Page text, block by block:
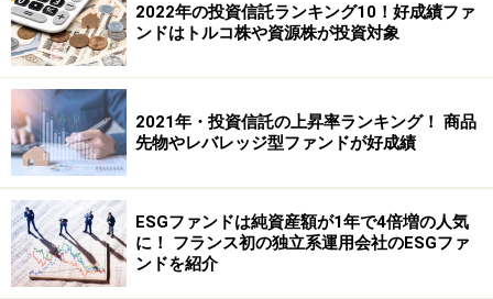
2022年の投資信託ランキング10！好成績ファ
ンドはトルコ株や資源株が投資対象
2021年・投資信託の上昇率ランキング！ 商品
先物やレバレッジ型ファンドが好成績
ESGファンドは純資産額が1年で4倍増の人気
に！ フランス初の独立系運用会社のESGファ
ンドを紹介